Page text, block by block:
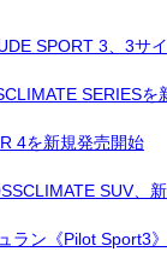
SPORT 3、3サ
SERIESを
4を新規発売開始
SUV、
ラン《Pilot Sport3